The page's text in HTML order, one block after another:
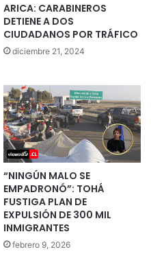
ARICA: CARABINEROS
DETIENE A DOS
CIUDADANOS POR TRÁFICO
diciembre 21, 2024
“NINGÚN MALO SE
EMPADRONÓ”: TOHÁ
FUSTIGA PLAN DE
EXPULSIÓN DE 300 MIL
INMIGRANTES
febrero 9, 2026